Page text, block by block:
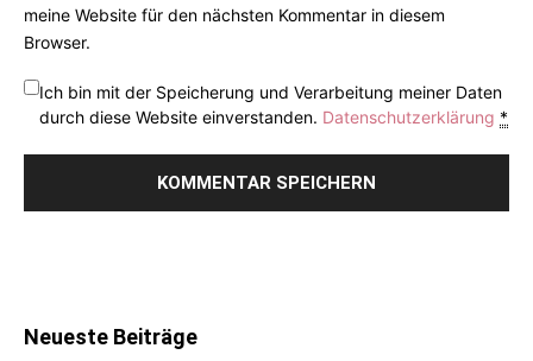
meine Website für den nächsten Kommentar in diesem
Browser.
Ich bin mit der Speicherung und Verarbeitung meiner Daten
durch diese Website einverstanden. Datenschutzerklärung *
Neueste Beiträge